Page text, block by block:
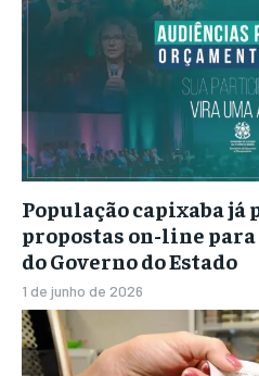
População capixaba
propostas on-line para
do Governo do Estado
1 de junho de 2026